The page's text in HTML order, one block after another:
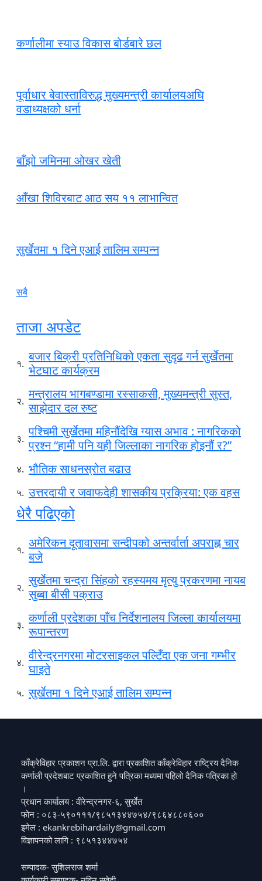
कर्णालीमा स्याउ विकास बोर्डबारे छल
पूर्वाधार बेवास्ताविरुद्ध मुख्यमन्त्री कार्यालयअघि
वडाध्यक्षको धर्ना
बाँझो जमिनमा ओखर खेती
आँखा शिविरबाट आठ सय ११ लाभान्वित
सुर्खेतमा १ दिने एआई तालिम सम्पन्न
सबै
ताजा अपडेट
१. बजार बिक्री प्रतिनिधिको एकता सुदृढ गर्न सुर्खेतमा
भेटघाट कार्यक्रम
२. मन्त्रालय भागबण्डामा रस्साकसी, मुख्यमन्त्री सुस्त,
साझेदार दल रुष्ट
३. पश्चिमी सुर्खेतमा महिनौंदेखि ग्यास अभाव : नागरिकको
प्रश्न “हामी पनि यही जिल्लाका नागरिक होइनौं र?”
४. भौतिक साधनस्रोत बढाउ
५. उत्तरदायी र जवाफदेही शासकीय प्रक्रिया: एक वहस
धेरै पढिएको
१. अमेरिकन दूतावासमा सन्दीपको अन्तर्वार्ता अपराह्न चार
बजे
२. सुर्खेतमा चन्द्रा सिंहको रहस्यमय मृत्यु प्रकरणमा नायब
सुब्बा बीसी पक्राउ
३. कर्णाली प्रदेशका पाँच निर्देशनालय जिल्ला कार्यालयमा
रूपान्तरण
४. वीरेन्द्रनगरमा मोटरसाइकल पल्टिँदा एक जना गम्भीर
घाइते
५. सुर्खेतमा १ दिने एआई तालिम सम्पन्न
काँक्रेविहार प्रकाशन प्रा.लि. द्वारा प्रकाशित काँक्रेविहार राष्ट्रिय दैनिक
कर्णाली प्रदेशबाट प्रकाशित हुने पत्रिका मध्यमा पहिलो दैनिक पत्रिका हो
।
प्रधान कार्यालय : वीरेन्द्रनगर-६, सुर्खेत
फोन : ०८३-५९०१११/९८५१३४४७५४/९८६४८८०६००
इमेल : ekankrebihardaily@gmail.com
विज्ञापनको लागि : ९८५१३४४७५४
सम्पादक- सुशिलराज शर्मा